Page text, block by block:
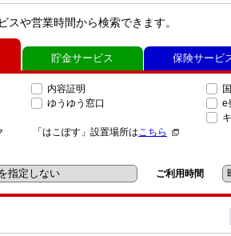
スや営業時間から検索できます。
内容証明
ゆうゆう窓口
「はこぽす」設置場所はこちら
e
ご利用時間
貯金サービス 保険サービ